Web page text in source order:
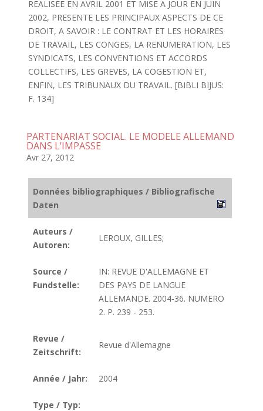
REALISEE EN AVRIL 2001 ET MISE A JOUR EN JUIN
2002, PRESENTE LES PRINCIPAUX ASPECTS DE CE
DROIT, A SAVOIR : LE CONTRAT ET LES HORAIRES
DE TRAVAIL, LES CONGES, LA RENUMERATION, LES
SYNDICATS, LES CONVENTIONS ET ACCORDS
COLLECTIFS, LES GREVES, LA COGESTION ET,
ENFIN, LES TRIBUNAUX DU TRAVAIL. [BIBLI BIJUS:
F. 134]
PARTENARIAT SOCIAL. LE MODELE ALLEMAND
DANS L’IMPASSE
Avr 27, 2012
Données bibliographiques / Bibliografische
Daten
Auteurs /
Autoren:
LEROUX, GILLES;
Source /
Fundstelle:
IN: REVUE D'ALLEMAGNE ET
DES PAYS DE LANGUE
ALLEMANDE. 2004-36. NUMERO
2. P. 239 - 253.
Revue /
Zeitschrift:
Revue d'Allemagne
Année / Jahr: 2004
Type / Typ: